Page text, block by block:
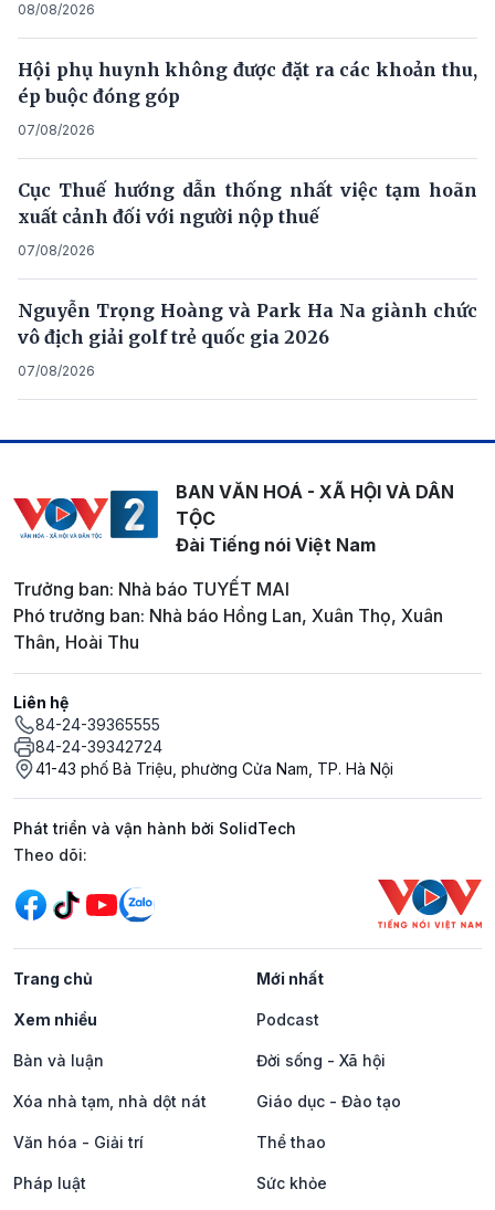
08/08/2026
Hội phụ huynh không được đặt ra các khoản thu,
ép buộc đóng góp
07/08/2026
Cục Thuế hướng dẫn thống nhất việc tạm hoãn
xuất cảnh đối với người nộp thuế
07/08/2026
Nguyễn Trọng Hoàng và Park Ha Na giành chức
vô địch giải golf trẻ quốc gia 2026
07/08/2026
BAN VĂN HOÁ - XÃ HỘI VÀ DÂN
TỘC
Đài Tiếng nói Việt Nam
Trưởng ban: Nhà báo TUYẾT MAI
Phó trưởng ban: Nhà báo Hồng Lan, Xuân Thọ, Xuân
Thân, Hoài Thu
Liên hệ
84-24-39365555
84-24-39342724
41-43 phố Bà Triệu, phường Cửa Nam, TP. Hà Nội
Phát triển và vận hành bởi SolidTech
Mạng xã hội
Theo dõi:
Trang chủ Mới nhất
Xem nhiều Podcast
Bàn và luận Đời sống - Xã hội
Xóa nhà tạm, nhà dột nát Giáo dục - Đào tạo
Văn hóa - Giải trí Thể thao
Pháp luật Sức khỏe